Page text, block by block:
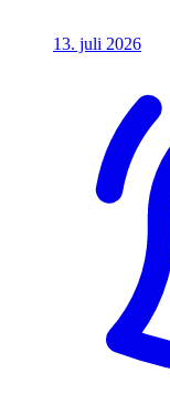
13. juli 2026